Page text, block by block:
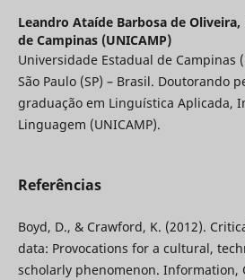
Leandro Ataíde Barbosa de Oliveira,
de Campinas (UNICAMP)
Universidade Estadual de Campinas
São Paulo (SP) – Brasil. Doutorando
graduação em Linguística Aplicada,
Linguagem (UNICAMP).
Referências
Boyd, D., & Crawford, K. (2012).
data: Provocations for a cultural,
scholarly phenomenon. Information,